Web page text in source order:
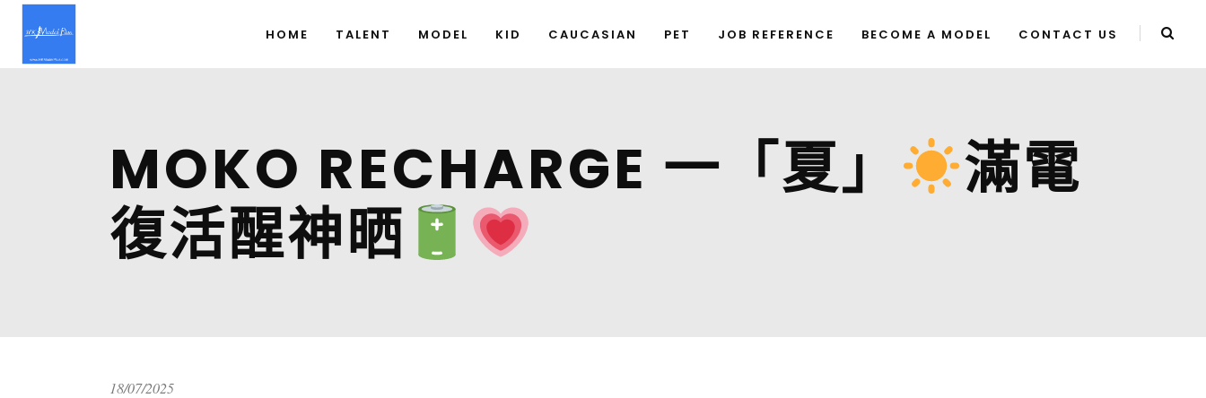
HOME TALENT MODEL KID CAUCASIAN PET JOB REFERENCE BECOME A MODEL CONTACT US
MOKO RECHARGE 一「夏」
滿電
復活醒神晒
18/07/2025